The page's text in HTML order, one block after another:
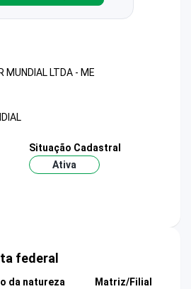
MUNDIAL LTDA - ME
Situação Cadastral
Ativa
federal
da natureza
Matriz/Filial